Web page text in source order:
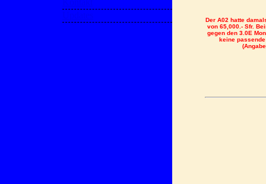
Der A02 hatte
von 65,000.- Sfr.
gegen den 3.0E
keine